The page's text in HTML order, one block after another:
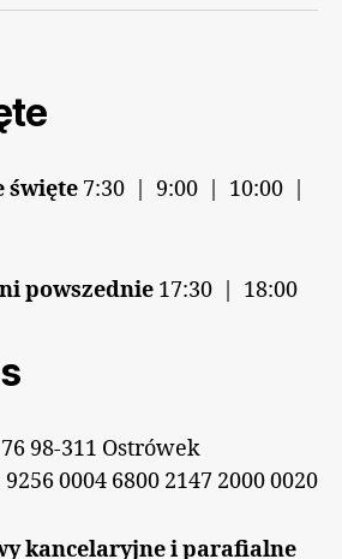
święte 7:30 | 9:00 | 10:00 |
powszednie 17:30 | 18:00
98-311 Ostrówek
9256 0004 6800 2147 2000 0020
kancelaryjne i parafialne